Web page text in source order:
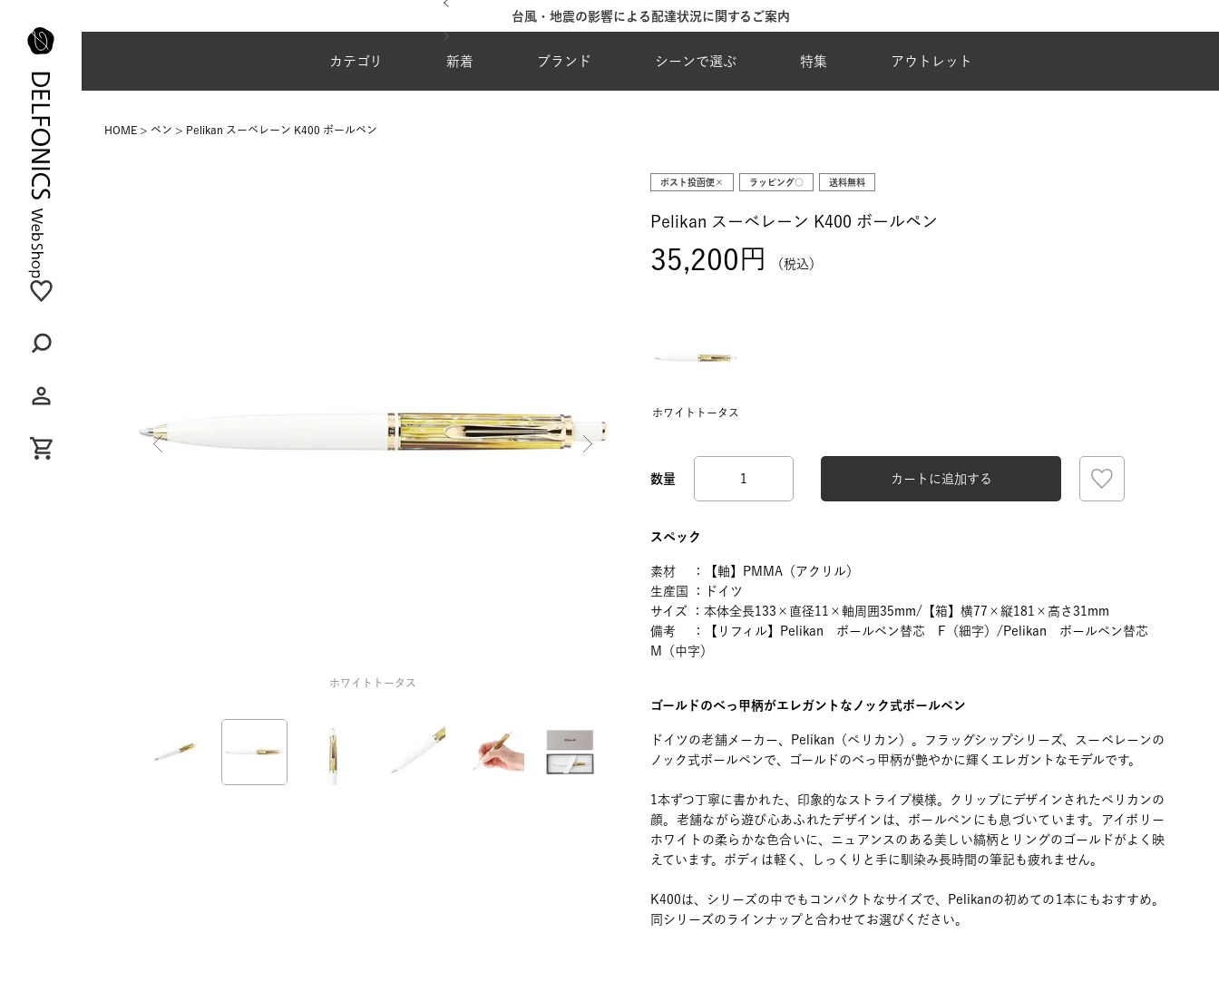
台風・地震の影響による配達状況に関するご案内
カテゴリ 新着 ブランド シーンで選ぶ 特集 アウトレット
HOME ペン Pelikan スーベレーン K400 ボールペン
ホワイトトータス
ポスト投函便× ラッピング○ 送料無料
Pelikan スーベレーン K400 ボールペン
35,200 税込
ホワイトトータス
カートに追加する
スペック
素材 ：【軸】PMMA（アクリル）
生産国 ：ドイツ
サイズ ：本体全長133×直径11×軸周囲35mm/【箱】横77×縦181×高さ31mm
備考 ：【リフィル】Pelikan ボールペン替芯 F（細字）/Pelikan ボールペン替芯
M（中字）
ゴールドのべっ甲柄がエレガントなノック式ボールペン
ドイツの老舗メーカー、Pelikan（ペリカン）。フラッグシップシリーズ、スーベレーンの
ノック式ボールペンで、ゴールドのべっ甲柄が艶やかに輝くエレガントなモデルです。
1本ずつ丁寧に書かれた、印象的なストライプ模様。クリップにデザインされたペリカンの
顔。老舗ながら遊び心あふれたデザインは、ボールペンにも息づいています。アイボリー
ホワイトの柔らかな色合いに、ニュアンスのある美しい縞柄とリングのゴールドがよく映
えています。ボディは軽く、しっくりと手に馴染み長時間の筆記も疲れません。
K400は、シリーズの中でもコンパクトなサイズで、Pelikanの初めての1本にもおすすめ。
同シリーズのラインナップと合わせてお選びください。